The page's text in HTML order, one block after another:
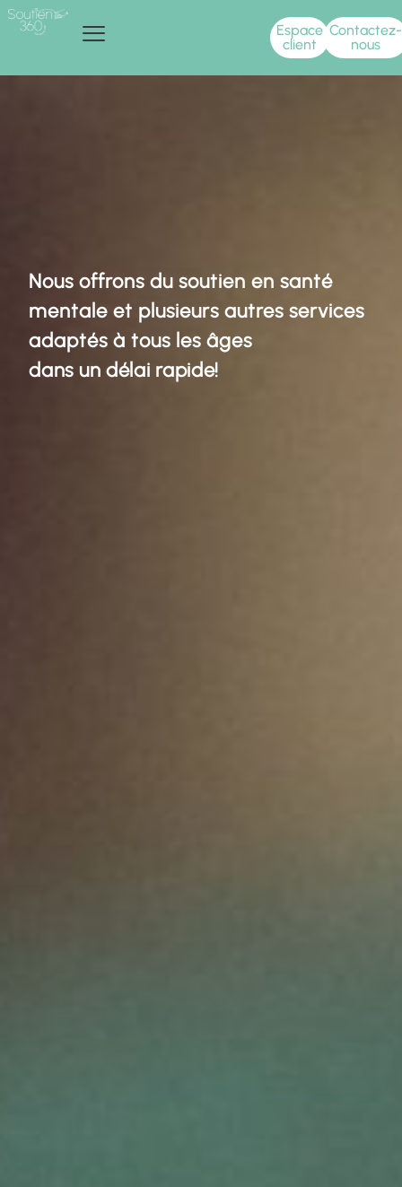
Espace
client
Contactez-
nous
Nous offrons du soutien en santé
mentale et plusieurs autres services
adaptés à tous les âges
dans un délai rapide!